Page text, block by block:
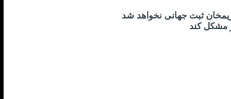
ثبت جهانی نخواهد شد
مشکل کند